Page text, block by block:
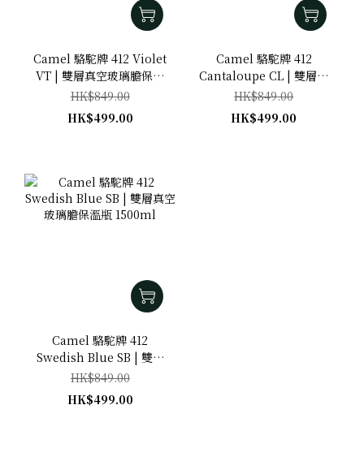
Camel 駱駝牌 412 Violet
VT | 雙層真空玻璃膽保溫
瓶 1500ml
HK$849.00
HK$499.00
Camel 駱駝牌 412
Cantaloupe CL | 雙層真
空玻璃膽保溫瓶 1500ml
HK$849.00
HK$499.00
Camel 駱駝牌 412
Swedish Blue SB | 雙層
真空玻璃膽保溫瓶 1500ml
HK$849.00
HK$499.00